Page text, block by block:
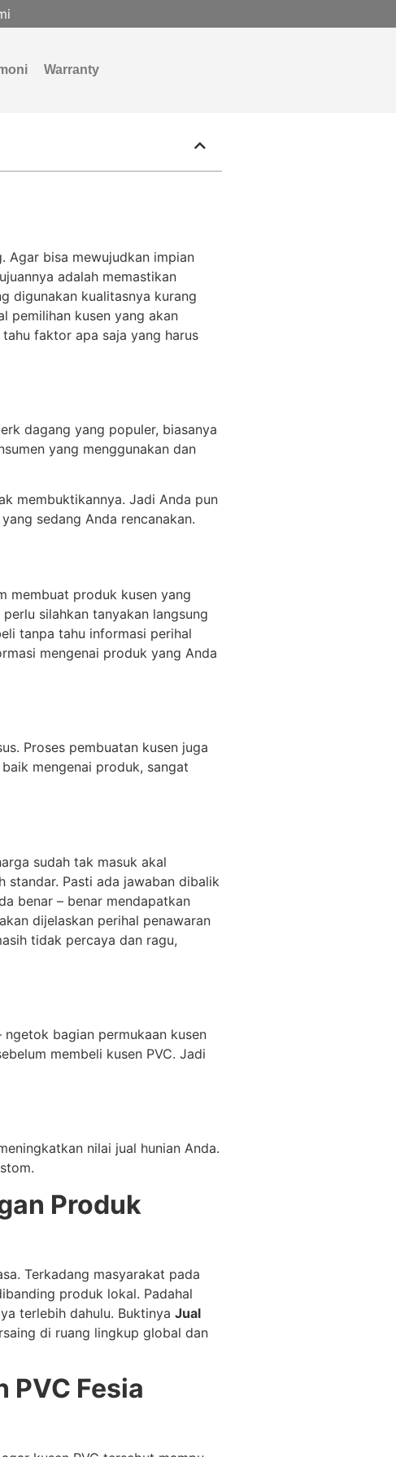
Warranty
Agar bisa mewujudkan impian
adalah memastikan
digunakan kualitasnya kurang
pemilihan kusen yang akan
faktor apa saja yang harus
dagang yang populer, biasanya
yang menggunakan dan
membuktikannya. Jadi Anda pun
sedang Anda rencanakan.
membuat produk kusen yang
silahkan tanyakan langsung
tanpa tahu informasi perihal
mengenai produk yang Anda
Proses pembuatan kusen juga
mengenai produk, sangat
sudah tak masuk akal
standar. Pasti ada jawaban dibalik
benar – benar mendapatkan
dijelaskan perihal penawaran
tidak percaya dan ragu,
bagian permukaan kusen
membeli kusen PVC. Jadi
nilai jual hunian Anda.
Produk
Terkadang masyarakat pada
produk lokal. Padahal
terlebih dahulu. Buktinya Jual
di ruang lingkup global dan
PVC Fesia